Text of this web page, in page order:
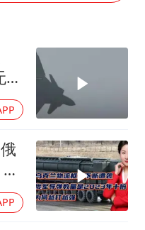
景区回应“麦积山石窟看完需2000元”
次演长剧
把枪口对准中国记者
不